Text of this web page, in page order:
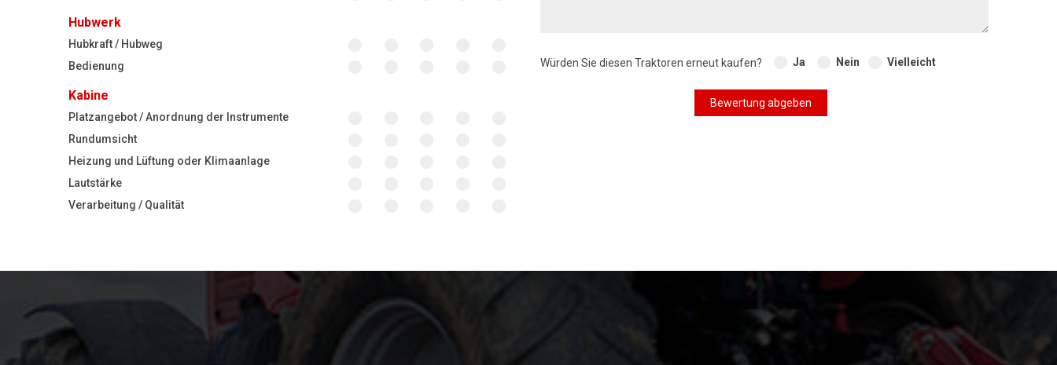
Hubwerk
Hubkraft / Hubweg
Bedienung
Kabine
Platzangebot / Anordnung der Instrumente
Rundumsicht
Heizung und Lüftung oder Klimaanlage
Lautstärke
Verarbeitung / Qualität
Würden Sie diesen Traktoren erneut kaufen? Ja Nein Vielleicht
Bewertung abgeben